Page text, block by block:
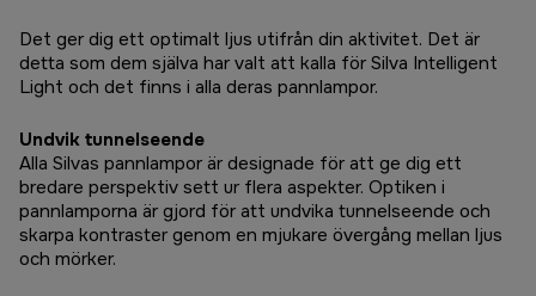
Det ger dig ett optimalt ljus utifrån din aktivitet. Det är
detta som dem själva har valt att kalla för Silva Intelligent
Light och det finns i alla deras pannlampor.
Undvik tunnelseende
Alla Silvas pannlampor är designade för att ge dig ett
bredare perspektiv sett ur flera aspekter. Optiken i
pannlamporna är gjord för att undvika tunnelseende och
skarpa kontraster genom en mjukare övergång mellan ljus
och mörker.